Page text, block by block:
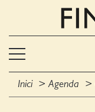
Inici Agenda